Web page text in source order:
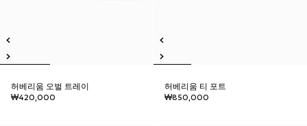
허베리움 오벌 트레이
₩420,000
허베리움 티 포트
₩850,000